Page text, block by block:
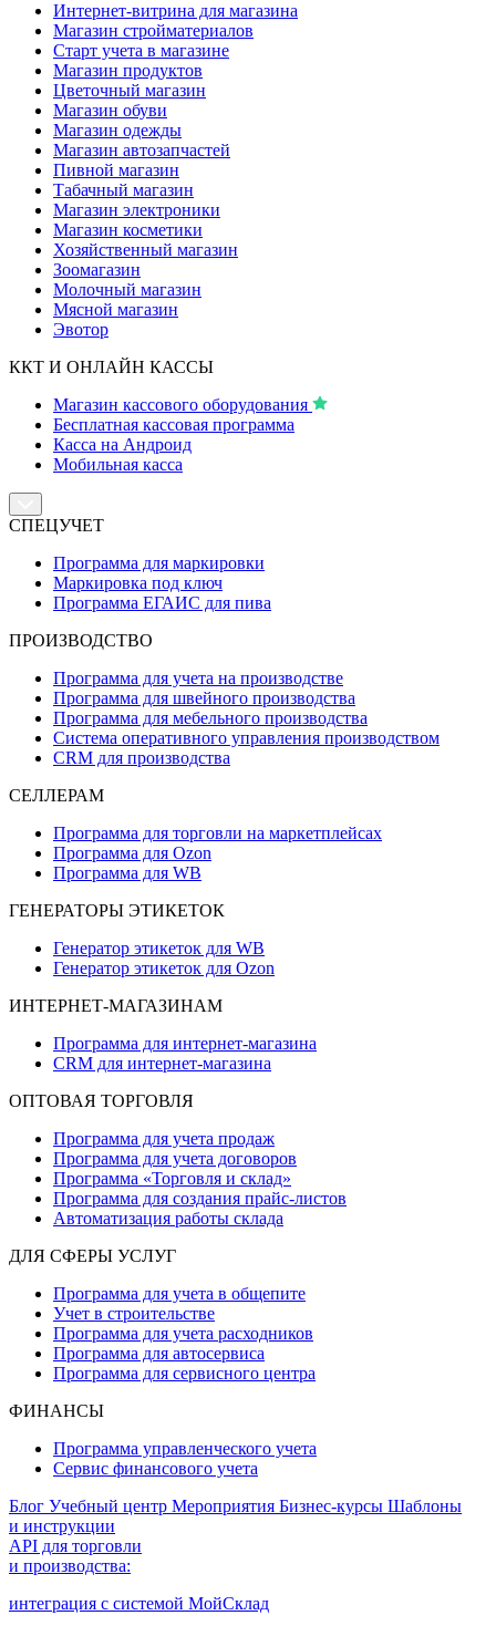
Интернет-витрина для магазина
Магазин стройматериалов
Старт учета в магазине
Магазин продуктов
Цветочный магазин
Магазин обуви
Магазин одежды
Магазин автозапчастей
Пивной магазин
Табачный магазин
Магазин электроники
Магазин косметики
Хозяйственный магазин
Зоомагазин
Молочный магазин
Мясной магазин
Эвотор
ККТ И ОНЛАЙН КАССЫ
Магазин кассового оборудования
Бесплатная кассовая программа
Касса на Андроид
Мобильная касса
СПЕЦУЧЕТ
Программа для маркировки
Маркировка под ключ
Программа ЕГАИС для пива
ПРОИЗВОДСТВО
Программа для учета на производстве
Программа для швейного производства
Программа для мебельного производства
Система оперативного управления производством
CRM для производства
СЕЛЛЕРАМ
Программа для торговли на маркетплейсах
Программа для Ozon
Программа для WB
ГЕНЕРАТОРЫ ЭТИКЕТОК
Генератор этикеток для WB
Генератор этикеток для Ozon
ИНТЕРНЕТ-МАГАЗИНАМ
Программа для интернет-магазина
CRM для интернет-магазина
ОПТОВАЯ ТОРГОВЛЯ
Программа для учета продаж
Программа для учета договоров
Программа «Торговля и склад»
Программа для создания прайс‑листов
Автоматизация работы склада
ДЛЯ СФЕРЫ УСЛУГ
Программа для учета в общепите
Учет в строительстве
Программа для учета расходников
Программа для автосервиса
Программа для сервисного центра
ФИНАНСЫ
Программа управленческого учета
Сервис финансового учета
Блог Учебный центр Мероприятия Бизнес-курсы Шаблоны
и инструкции
API для торговли
и производства:
интеграция с системой МойСклад